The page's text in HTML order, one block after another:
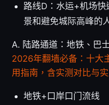
路线D：水运+机场
景和避免城际高峰的
A. 陆路通道：地铁、巴
2026年翻墙必备：十大
用指南，含实测对比与
地铁+口岸口门流线